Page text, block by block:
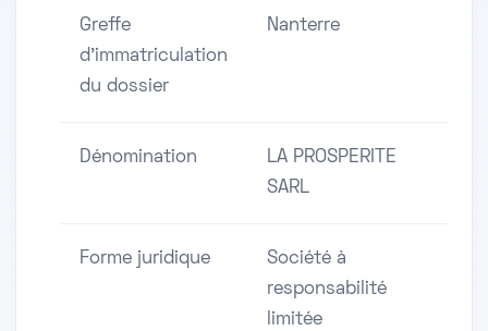
Greffe
d'immatriculation
du dossier
Nanterre
Dénomination
LA PROSPERITE
SARL
Forme juridique
Société à
responsabilité
limitée